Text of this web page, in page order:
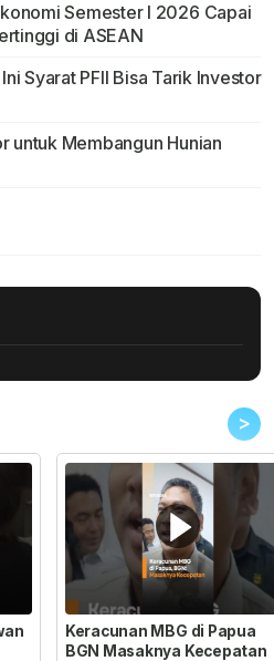
Semester I 2026 Capai
di ASEAN
Syarat PFII Bisa Tarik Investor
untuk Membangun Hunian
>
Keracunan MBG di Papua
BGN Masaknya Kecepatan